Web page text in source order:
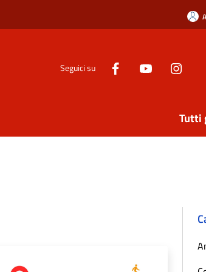
Seguici su
Tutti